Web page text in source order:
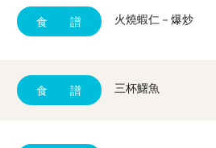
食 譜 火燒蝦仁－爆炒
食 譜 三杯鱰魚